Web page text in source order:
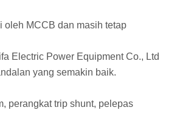
oleh MCCB dan masih tetap
Electric Power Equipment Co., Ltd
yang semakin baik.
perangkat trip shunt, pelepas